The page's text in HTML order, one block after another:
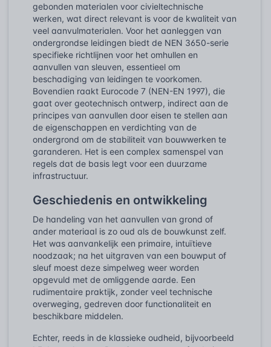
gebonden materialen voor civieltechnische
werken, wat direct relevant is voor de kwaliteit van
veel aanvulmaterialen. Voor het aanleggen van
ondergrondse leidingen biedt de NEN 3650-serie
specifieke richtlijnen voor het omhullen en
aanvullen van sleuven, essentieel om
beschadiging van leidingen te voorkomen.
Bovendien raakt Eurocode 7 (NEN-EN 1997), die
gaat over geotechnisch ontwerp, indirect aan de
principes van aanvullen door eisen te stellen aan
de eigenschappen en verdichting van de
ondergrond om de stabiliteit van bouwwerken te
garanderen. Het is een complex samenspel van
regels dat de basis legt voor een duurzame
infrastructuur.
Geschiedenis en ontwikkeling
De handeling van het aanvullen van grond of
ander materiaal is zo oud als de bouwkunst zelf.
Het was aanvankelijk een primaire, intuïtieve
noodzaak; na het uitgraven van een bouwput of
sleuf moest deze simpelweg weer worden
opgevuld met de omliggende aarde. Een
rudimentaire praktijk, zonder veel technische
overweging, gedreven door functionaliteit en
beschikbare middelen.
Echter, reeds in de klassieke oudheid, bijvoorbeeld